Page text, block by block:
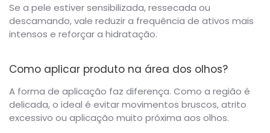
Se a pele estiver sensibilizada, ressecada ou
descamando, vale reduzir a frequência de ativos mais
intensos e reforçar a hidratação.
Como aplicar produto na área dos olhos?
A forma de aplicação faz diferença. Como a região é
delicada, o ideal é evitar movimentos bruscos, atrito
excessivo ou aplicação muito próxima aos olhos.